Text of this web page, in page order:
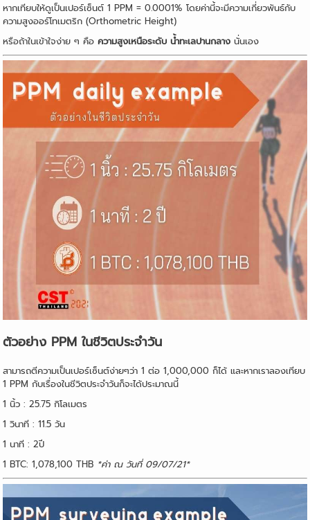
หากเทียบให้ดูเป็นเปอร์เซ็นต์ 1 PPM = 0.0001% โดยค่านี้จะมีความเกี่ยวพันธ์กับ
ความสูงออร์โทเมตริก (Orthometric Height)
หรือถ้าในเข้าใจง่าย ๆ คือความสูงเหนือระดับ น้ำทะเลปานกลางนั่นเอง
ตัวอย่าง PPM ในชีวิตประจำวัน
สามารถตีความเป็นเปอร์เซ็นต์ง่ายๆว่า 1 ต่อ 1,000,000 ก็ได้ และหากเราลองเทียบ
1 PPM กับเรื่องในชีวิตประจำวันก็จะได้ประมาณนี้
1 นิ้ว : 25.75 กิโลเมตร
1 วินาที : 11.5 วัน
1 นาที : 2ปี
1 BTC: 1,078,100 THB *ค่า ณ วันที่ 09/07/21*